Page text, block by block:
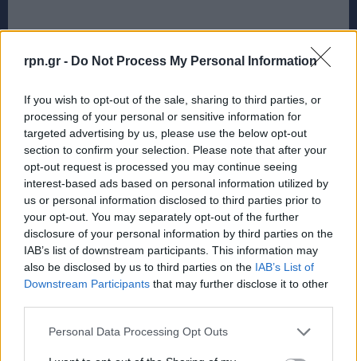
rpn.gr - Do Not Process My Personal Information
If you wish to opt-out of the sale, sharing to third parties, or
processing of your personal or sensitive information for
targeted advertising by us, please use the below opt-out
section to confirm your selection. Please note that after your
opt-out request is processed you may continue seeing
interest-based ads based on personal information utilized by
us or personal information disclosed to third parties prior to
your opt-out. You may separately opt-out of the further
disclosure of your personal information by third parties on the
IAB’s list of downstream participants. This information may
also be disclosed by us to third parties on the IAB’s List of
Downstream Participants that may further disclose it to other
Personal Data Processing Opt Outs